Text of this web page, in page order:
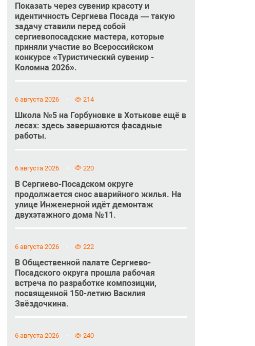
Показать через сувенир красоту и
идентичность Сергиева Посада — такую
задачу ставили перед собой
сергиевопосадские мастера, которые
приняли участие во Всероссийском
конкурсе «Туристический сувенир -
Коломна 2026».
6 августа 2026 214
Школа №5 на Горбуновке в Хотькове ещё в
лесах: здесь завершаются фасадные
работы.
6 августа 2026 220
В Сергиево-Посадском округе
продолжается снос аварийного жилья. На
улице Инженерной идёт демонтаж
двухэтажного дома №11.
6 августа 2026 222
В Общественной палате Сергиево-
Посадского округа прошла рабочая
встреча по разработке композиции,
посвященной 150-летию Василия
Звёздочкина.
6 августа 2026 240